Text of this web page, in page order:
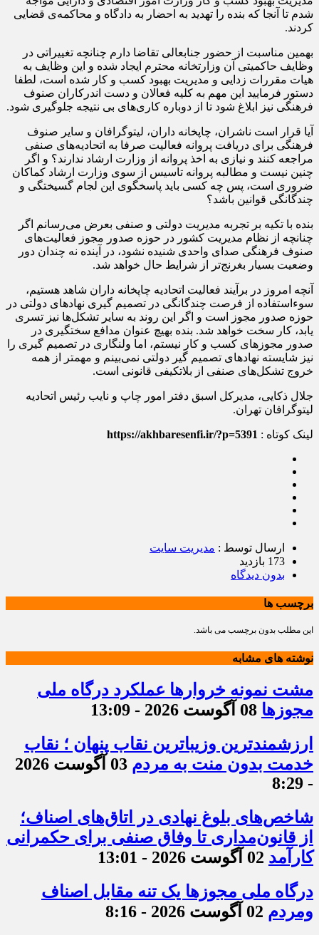
شدم تا آنجا که بنده را تهدید به احضار به دادگاه و محاکمه‌ی قضایی
کردند.
بهمین مناسبت از حضور جنابعالی تقاضا دارم چنانچه تغییراتی در
وظایف حاکمیتی آن وزارتخانه محترم ایجاد شده و این وظایف به
هیات مقررات زدایی و مدیریت بهبود کسب و کار شده است، لطفا
دستور فرمایید این مهم به کلیه فعالان و دست اندرکاران صنوف
فرهنگی نیز ابلاغ شود تا از دوباره کاری‌های بی نتیجه جلوگیری شود.
آیا قرار است ناشران، چاپخانه داران، لیتوگرافان و سایر صنوف
فرهنگی برای دریافت پروانه فعالیت صرفا به اتحادیه‌های صنفی
مراجعه کنند و نیازی به اخذ پروانه از وزارت ارشاد ندارند؟ و اگر
چنین نیست و مطالبه پروانه تاسیس از سوی وزارت ارشاد کماکان
ضروری است، پس چه کسی باید پاسخگوی این لجام گسیختگی و
چندگانگی قوانین باشد؟
بنده با تکیه بر تجربه‌ مدیریت دولتی و صنفی بعرض می‌رسانم اگر
چنانچه از نظام مدیریت کشور در حوزه صدور مجوز فعالیت‌های
صنوف فرهنگی صدای واحدی شنیده نشود، در آینده نه چندان دور
وضعیت بسیار بغرنج‌تر از شرایط حال خواهد شد.
آنچه امروز در برآیند فعالیت اتحادیه چاپخانه داران شاهد هستیم،
سوءاستفاده از فرصت چندگانگی در تصمیم گیری نهاد‌های دولتی در
حوزه صدور مجوز است و اگر این روند به سایر تشکل‌ها نیز تسری
یابد، کار سخت خواهد شد. بنده بهیچ عنوان مدافع سختگیری در
صدور مجوز‌های کسب و کار نیستم، اما ولنگاری در تصمیم گیری را
نیز شایسته نهاد‌های تصمیم گیر دولتی نمی‌بینم و مهمتر از همه
خروج تشکل‌های صنفی از بلاتکیفی قانونی است.
جلال ذکایی، مدیرکل اسبق دفتر امور چاپ و نایب رئیس اتحادیه
لیتوگرافان تهران.
لینک کوتاه : https://akhbaresenfi.ir/?p=5391
ارسال توسط : مدیریت سایت
173 بازدید
بدون دیدگاه
برچسب ها
این مطلب بدون برچسب می باشد.
نوشته های مشابه
مشت نمونه خروارها عملکرد درگاه ملی
مجوزها 08 آگوست 2026 - 13:09
ارزشمندترین وزیباترین نقاب پنهان ؛ نقاب
خدمت بدون منت به مردم
03 آگوست 2026
- 8:29
شاخص‌های بلوغ نهادی در اتاق‌های اصناف؛
از قانون‌مداری تا وفاق صنفی برای حکمرانی
کارآمد 02 آگوست 2026 - 13:01
درگاه ملی مجوزها یک تنه مقابل اصناف
ومردم 02 آگوست 2026 - 8:16